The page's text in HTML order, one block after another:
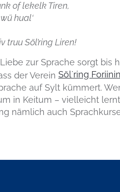
of lekelk Tiren,
wü hual‘
truu Söl’ring Liren!
zur Sprache sorgt bis
der Verein Söl´ring
auf Sylt kümmert.
in Keitum – vielleicht
nämlich auch